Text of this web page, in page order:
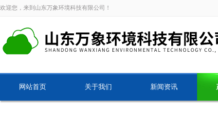
欢迎您，来到山东万象环境科技有限公司！
网站首页 关于我们 新闻资讯